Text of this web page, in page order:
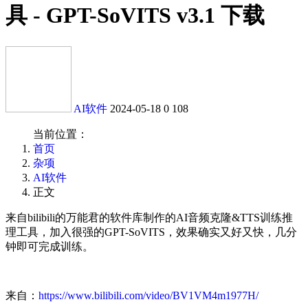
具 - GPT-SoVITS v3.1 下载
AI软件 2024-05-18 0 108
当前位置：
首页
杂项
AI软件
正文
来自bilibili的万能君的软件库制作的AI音频克隆&TTS训练推
理工具，加入很强的GPT-SoVITS，效果确实又好又快，几分
钟即可完成训练。
来自： https://www.bilibili.com/video/BV1VM4m1977H/